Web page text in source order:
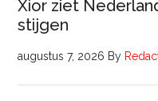
Xior ziet
stijgen
augustus 7, 2026 By